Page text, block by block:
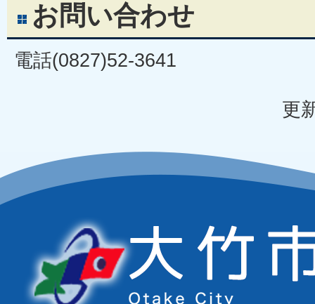
お問い合わせ
電話(0827)52-3641
更